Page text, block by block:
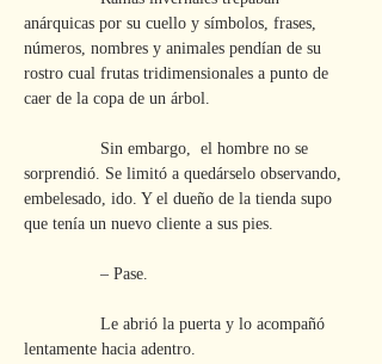
anárquicas por su cuello y símbolos, frases,
números, nombres y animales pendían de su
rostro cual frutas tridimensionales a punto de
caer de la copa de un árbol.
sorprendió. Se limitó a quedárselo observando,
embelesado, ido. Y el dueño de la tienda supo
que tenía un nuevo cliente a sus pies.
                – Pase.
lentamente hacia adentro.